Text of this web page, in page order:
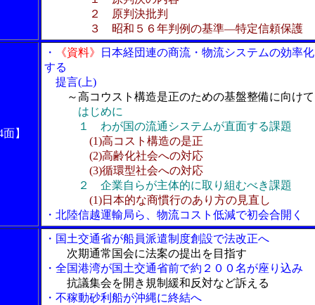
２ 原判決批判
３ 昭和５６年判例の基準―特定信頼保護
】
・ 《資料》
日本経団連の商流・物流システムの効率
する
提言(上)
～高コウスト構造是正のための基盤整備に向け
はじめに
１ わが国の流通システムが直面する課題
(1)高コスト構造の是正
(2)高齢化社会への対応
(3)循環型社会への対応
２ 企業自らが主体的に取り組むべき課題
(1)日本的な商慣行のあり方の見直し
・北陸信越運輸局ら、物流コスト低減で初会合開く
・国土交通省が船員派遣制度創設で法改正へ
次期通常国会に法案の提出を目指す
・全国港湾が国土交通省前で約２００名が座り込み
抗議集会を開き規制緩和反対など訴える
・不稼動砂利船が沖縄に終結へ